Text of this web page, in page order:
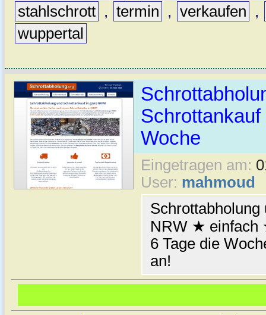
stahlschrott , termin , verkaufen
,
wuppertal
Schrottankauf
Woche
Eingetragen am:
User: mahmoud
Schrottabholung
NRW ★
6 Tage die
an!